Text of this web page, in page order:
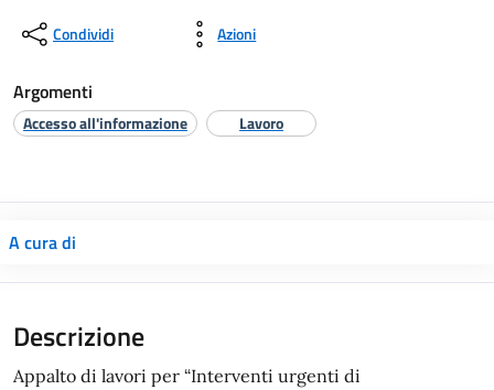
Condividi Azioni
Argomenti
Accesso all'informazione Lavoro
A cura di
Appalto di lavori per “Interventi urgenti di